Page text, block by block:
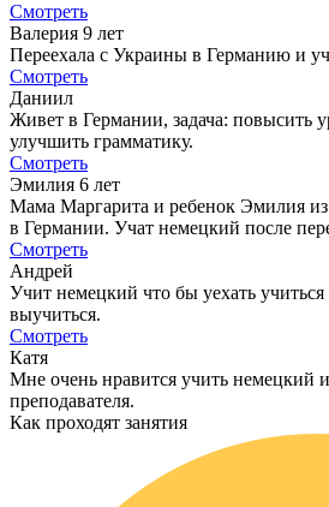
Смотреть
Валерия 9 лет
Переехала с Украины в Германию и
Смотреть
Даниил
Живет в Германии, задача: повысить
улучшить грамматику.
Смотреть
Эмилия 6 лет
Мама Маргарита и ребенок Эмилия
в Германии. Учат немецкий после
Смотреть
Андрей
Учит немецкий что бы уехать учиться
выучиться.
Смотреть
Катя
Мне очень нравится учить немецкий
преподавателя.
Как проходят занятия